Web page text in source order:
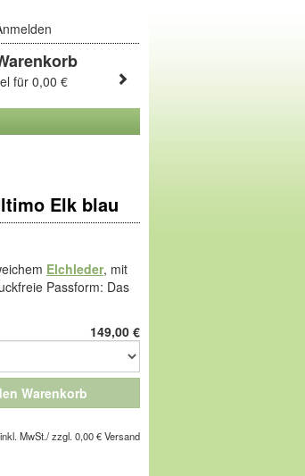
für 0,00 €
Elk blau
Elchleder, mit
Passform: Das
Bequemform von
butterweiche Leder
und
wird es sogar
149,00 €
Warenkorb
MwSt./ zzgl. 0,00 € Versand